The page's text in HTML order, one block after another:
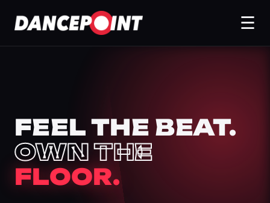
☰
FEEL THE BEAT.
OWN THE
FLOOR.